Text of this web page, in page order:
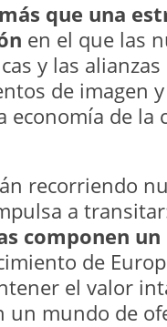
que una
en el que las
y las
de imagen
economía de
recorriendo
a
componen
de
el valor
un mundo de